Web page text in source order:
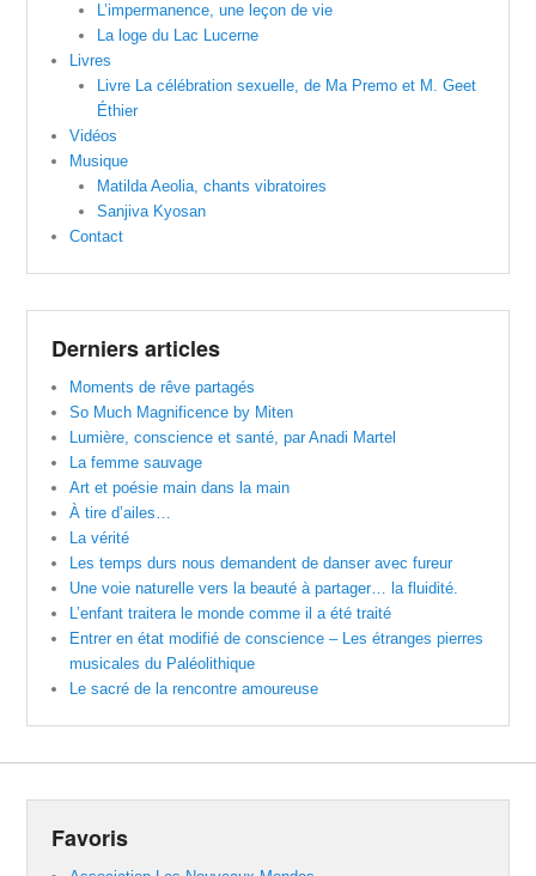
L’impermanence, une leçon de vie
La loge du Lac Lucerne
Livres
Livre La célébration sexuelle, de Ma Premo et M. Geet
Éthier
Vidéos
Musique
Matilda Aeolia, chants vibratoires
Sanjiva Kyosan
Contact
Derniers articles
Moments de rêve partagés
So Much Magnificence by Miten
Lumière, conscience et santé, par Anadi Martel
La femme sauvage
Art et poésie main dans la main
À tire d’ailes…
La vérité
Les temps durs nous demandent de danser avec fureur
Une voie naturelle vers la beauté à partager… la fluidité.
L’enfant traitera le monde comme il a été traité
Entrer en état modifié de conscience – Les étranges pierres
musicales du Paléolithique
Le sacré de la rencontre amoureuse
Favoris